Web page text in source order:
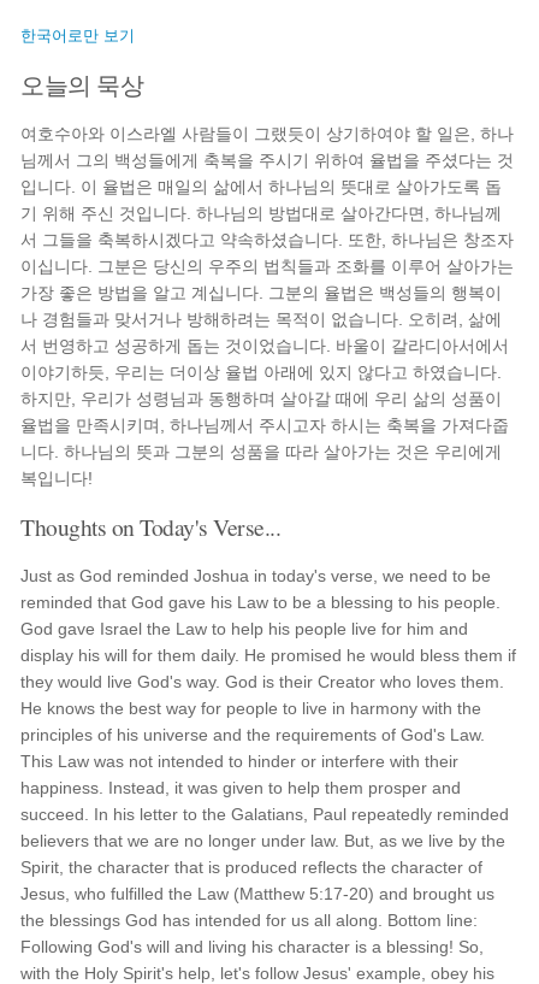
한국어로만 보기
오늘의 묵상
여호수아와 이스라엘 사람들이 그랬듯이 상기하여야 할 일은, 하나
님께서 그의 백성들에게 축복을 주시기 위하여 율법을 주셨다는 것
입니다. 이 율법은 매일의 삶에서 하나님의 뜻대로 살아가도록 돕
기 위해 주신 것입니다. 하나님의 방법대로 살아간다면, 하나님께
서 그들을 축복하시겠다고 약속하셨습니다. 또한, 하나님은 창조자
이십니다. 그분은 당신의 우주의 법칙들과 조화를 이루어 살아가는
가장 좋은 방법을 알고 계십니다. 그분의 율법은 백성들의 행복이
나 경험들과 맞서거나 방해하려는 목적이 없습니다. 오히려, 삶에
서 번영하고 성공하게 돕는 것이었습니다. 바울이 갈라디아서에서
이야기하듯, 우리는 더이상 율법 아래에 있지 않다고 하였습니다.
하지만, 우리가 성령님과 동행하며 살아갈 때에 우리 삶의 성품이
율법을 만족시키며, 하나님께서 주시고자 하시는 축복을 가져다줍
니다. 하나님의 뜻과 그분의 성품을 따라 살아가는 것은 우리에게
복입니다!
Thoughts on Today's Verse...
Just as God reminded Joshua in today's verse, we need to be
reminded that God gave his Law to be a blessing to his people.
God gave Israel the Law to help his people live for him and
display his will for them daily. He promised he would bless them if
they would live God's way. God is their Creator who loves them.
He knows the best way for people to live in harmony with the
principles of his universe and the requirements of God's Law.
This Law was not intended to hinder or interfere with their
happiness. Instead, it was given to help them prosper and
succeed. In his letter to the Galatians, Paul repeatedly reminded
believers that we are no longer under law. But, as we live by the
Spirit, the character that is produced reflects the character of
Jesus, who fulfilled the Law (Matthew 5:17-20) and brought us
the blessings God has intended for us all along. Bottom line:
Following God's will and living his character is a blessing! So,
with the Holy Spirit's help, let's follow Jesus' example, obey his